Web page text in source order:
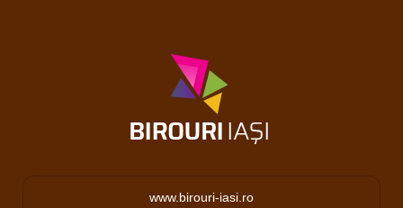
www.birouri-iasi.ro